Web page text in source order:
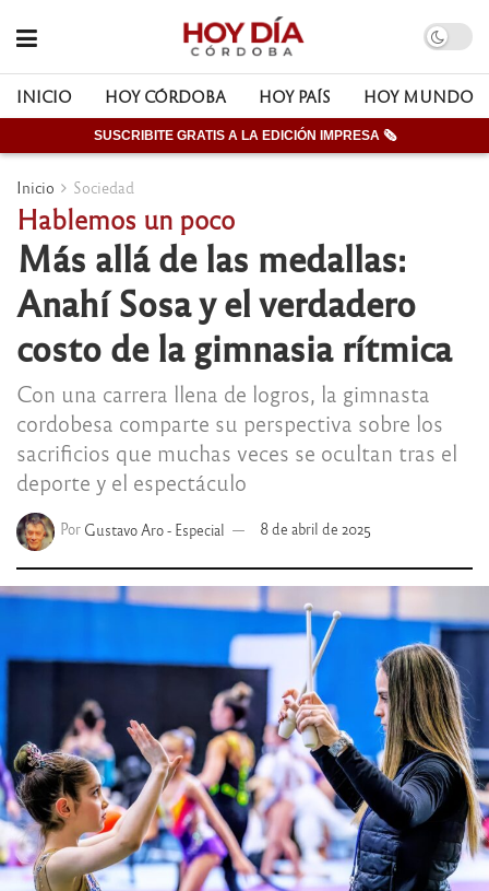
INICIO HOY CÓRDOBA HOY PAÍS HOY MUNDO
SUSCRIBITE GRATIS A LA EDICIÓN IMPRESA 🗞
Inicio Sociedad
Hablemos un poco
Más allá de las medallas:
Anahí Sosa y el verdadero
costo de la gimnasia rítmica
Con una carrera llena de logros, la gimnasta
cordobesa comparte su perspectiva sobre los
sacrificios que muchas veces se ocultan tras el
deporte y el espectáculo
Por Gustavo Aro - Especial 8 de abril de 2025